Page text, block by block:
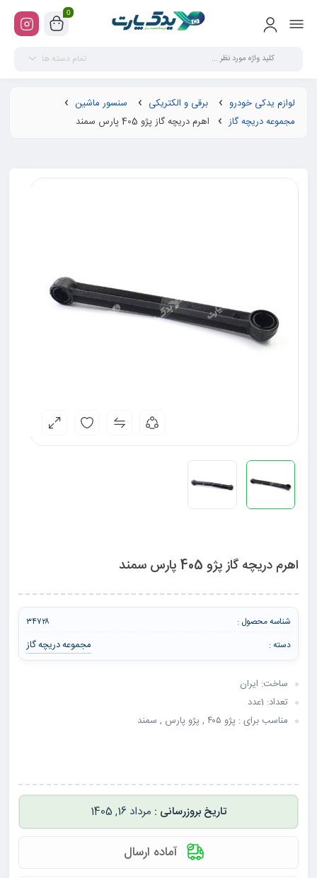
0
تمام دسته ها
لوازم یدکی خودرو برقی و الکتریکی
سنسور ماشین
مجموعه دریچه گاز
اهرم دریچه گاز پژو 405 پارس سمند
اهرم دریچه گاز پژو 405 پارس سمند
شناسه محصول :
۳۴۷۲۸
دسته :
مجموعه دریچه گاز
ساخت: ایران
تعداد: 1عدد
مناسب برای : پژو ۴۰۵ , پژو پارس , سمند
مرداد 16, 1405
آماده ارسال